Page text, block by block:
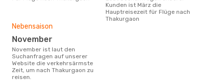
Kunden ist März die
Hauptreisezeit für Flüge nach
Thakurgaon
Nebensaison
November
November ist laut den
Suchanfragen auf unserer
Website die verkehrsärmste
Zeit, um nach Thakurgaon zu
reisen.